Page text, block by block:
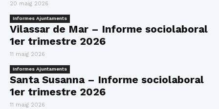
20 maig 2026
Informes Ajuntaments
Vilassar de Mar – Informe sociolaboral
1er trimestre 2026
11 maig 2026
Informes Ajuntaments
Santa Susanna – Informe sociolaboral
1er trimestre 2026
11 maig 2026